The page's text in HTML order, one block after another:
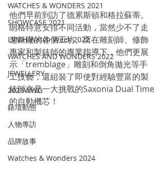
WATCHES & WONDERS 2021
SHOWCASE 2021
LVMH Watch Week 2022
WATCHES AND WONDERS 2022
JEWELLERY
2023WWG
錶壇動態
人物專訪
品牌故事
Watches & Wonders 2024
他們早前到訪了德累斯頓和格拉蘇蒂。
朗格特意安排不同活動，當然少不了走
進錶廠的各個工坊。而在雕刻師、修飾
專家和製錶師的專業指導下，他們更展
示「tremblage」雕刻和倒角拋光等手
工技藝，還組裝了即使對經驗豐富的製
錶師亦是一大挑戰的Saxonia Dual Time
的自動機芯！